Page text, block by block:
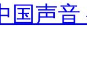
国声